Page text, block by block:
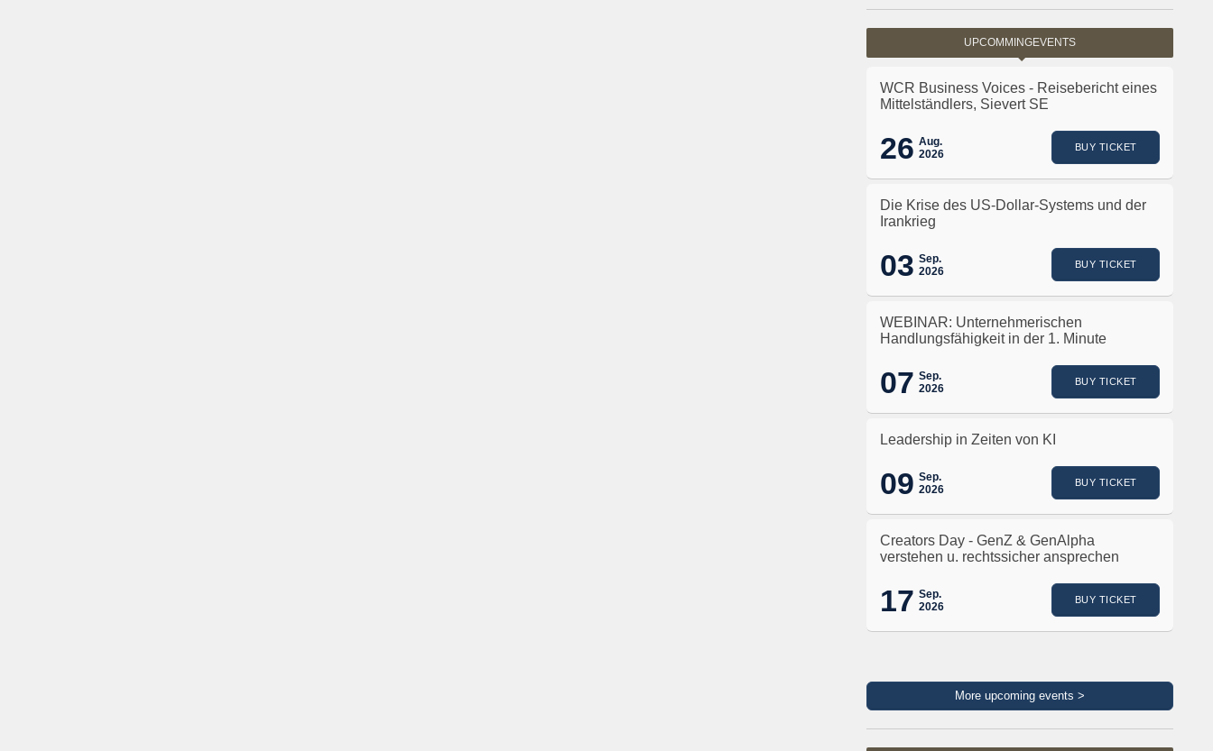
UPCOMMINGEVENTS
WCR Business Voices - Reisebericht eines
Mittelständlers, Sievert SE
26 Aug.
2026
BUY TICKET
Die Krise des US-Dollar-Systems und der
Irankrieg
03 Sep.
2026
BUY TICKET
WEBINAR: Unternehmerischen
Handlungsfähigkeit in der 1. Minute
07 Sep.
2026
BUY TICKET
Leadership in Zeiten von KI
09 Sep.
2026
BUY TICKET
Creators Day - GenZ & GenAlpha
verstehen u. rechtssicher ansprechen
17 Sep.
2026
BUY TICKET
More upcoming events >